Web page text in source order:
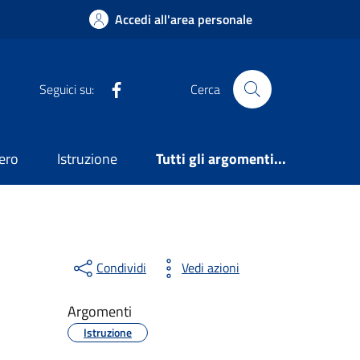
Accedi all'area personale
Seguici su: Cerca
Istruzione Tutti gli argomenti...
Condividi Vedi azioni
Argomenti
Istruzione